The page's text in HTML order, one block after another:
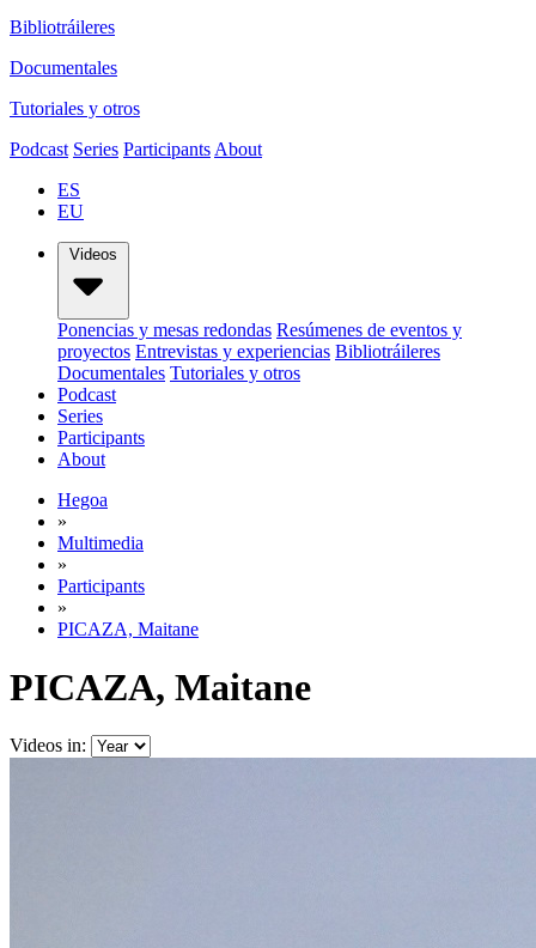
Bibliotráileres
Documentales
Tutoriales y otros
Podcast Series Participants About
ES
EU
Videos
Ponencias y mesas redondas Resúmenes de eventos y
proyectos Entrevistas y experiencias Bibliotráileres
Documentales Tutoriales y otros
Podcast
Series
Participants
About
Hegoa
»
Multimedia
»
Participants
»
PICAZA, Maitane
PICAZA, Maitane
Videos in: